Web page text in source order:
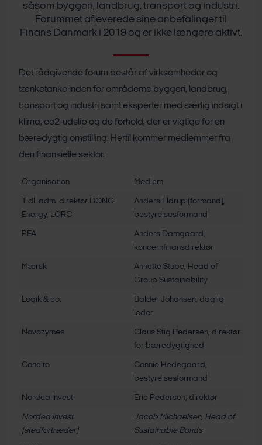
såsom byggeri, landbrug, transport og industri.
Forummet afleverede sine anbefalinger til
Finans Danmark i 2019 og er ikke længere aktivt.
Det rådgivende forum består af virksomheder og
tænketanke inden for områderne byggeri, landbrug,
transport og industri samt eksperter med særlig indsigt i
klima, co2-udslip og de forhold, der er vigtige for en
bæredygtig omstilling. Hertil kommer medlemmer fra
den finansielle sektor.
Organisation Medlem
Tidl. adm. direktør DONG
Energy, LORC
Anders Eldrup (formand),
bestyrelsesformand
PFA
Anders Damgaard,
koncernfinansdirektør
Mærsk
Annette Stube, Head of
Group Sustainability
Logik & co.
Balder Johansen, daglig
leder
Novozymes
Claus Stig Pedersen, direktør
for bæredygtighed
Concito
Connie Hedegaard,
bestyrelsesformand
Nordea Invest Eric Pedersen, direktør
Nordea Invest
(stedfortræder)
Jacob Michaelsen, Head of
Sustainable Bonds